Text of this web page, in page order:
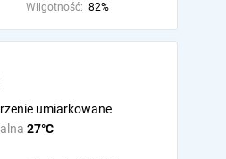
Wilgotność: 82%
27°C
umiarkowane